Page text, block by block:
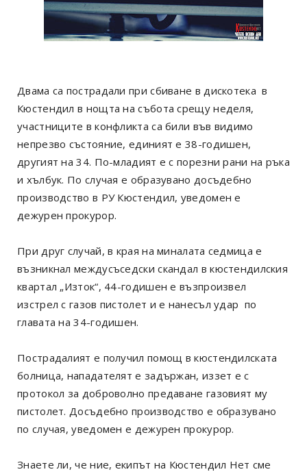
Двама са пострадали при сбиване в дискотека в
Кюстендил в нощта на събота срещу неделя,
участниците в конфликта са били във видимо
непрезво състояние, единият е 38-годишен,
другият на 34. По-младият е с порезни рани на ръка
и хълбук. По случая е образувано досъдебно
производство в РУ Кюстендил, уведомен е
дежурен прокурор.
При друг случай, в края на миналата седмица е
възникнал междусъседски скандал в кюстендилския
квартал „Изток“, 44-годишен е възпроизвел
изстрел с газов пистолет и е нанесъл удар по
главата на 34-годишен.
Пострадалият е получил помощ в кюстендилската
болница, нападателят е задържан, иззет е с
протокол за доброволно предаване газовият му
пистолет. Досъдебно производство е образувано
по случая, уведомен е дежурен прокурор.
Знаете ли, че ние, екипът на Кюстендил Нет сме